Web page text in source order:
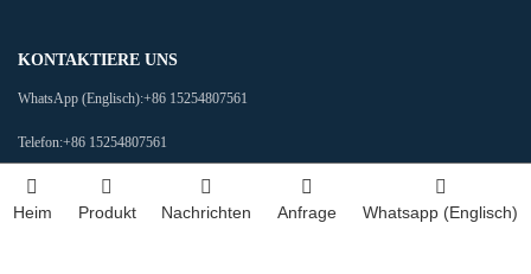
KONTAKTIERE UNS
WhatsApp (Englisch):+86 15254807561
Telefon:+86 15254807561
Fax: 0086 538 589 2138
Heim Produkt Nachrichten Anfrage Whatsapp (Englisch)